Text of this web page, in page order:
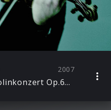
2007
Violinkonzert Op.61, Violinsonate Op.47